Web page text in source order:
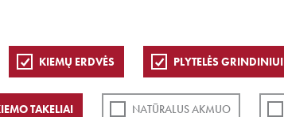
KIEMŲ ERDVĖS PLYTELĖS GRINDINIUI
TAKELIAI NATŪRALUS AKMUO